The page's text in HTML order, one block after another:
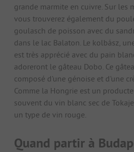
grande marmite en cuivre. Sur les
vous trouverez également du
goulasch de poisson avec du
dans le lac Balaton. Le kolbász,
est très apprécié avec du pain
adoreront le gâteau Dobo. Ce
composé d'une génoise et d'une
Comme la Hongrie est un
souvent du vin blanc sec de
un type de vin rouge.
Quand partir à